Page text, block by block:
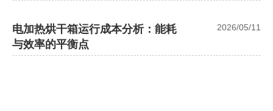
电加热烘干箱运行成本分析：能耗
与效率的平衡点
2026/05/11